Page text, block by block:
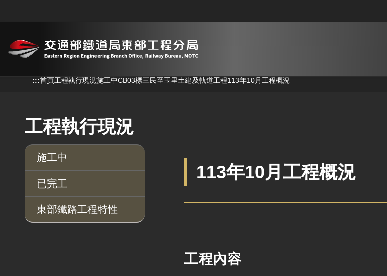
:::首頁工程執行現況施工中CB03標三民至玉里土建及軌道工程113年10月工程概況
工程執行現況
施工中
已完工
東部鐵路工程特性
113年10月工程概況
工程內容